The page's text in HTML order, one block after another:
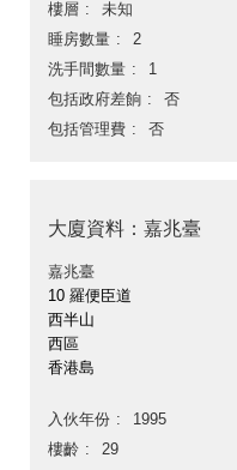
樓層
未知
睡房數量
2
洗手間數量
1
包括政府差餉
否
包括管理費
否
大廈資料：嘉兆臺
嘉兆臺
10 羅便臣道
西半山
西區
香港島
入伙年份
1995
樓齡
29